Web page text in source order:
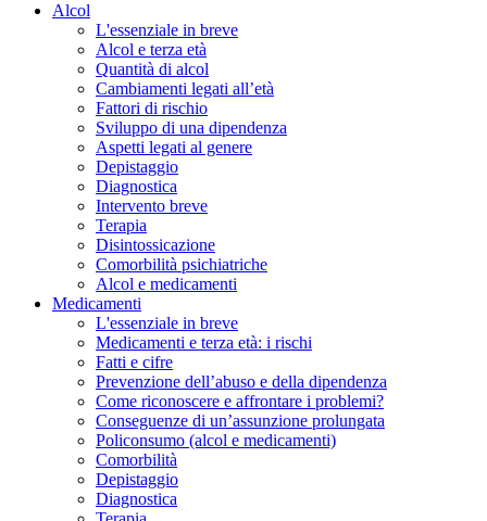
Alcol
L'essenziale in breve
Alcol e terza età
Quantità di alcol
Cambiamenti legati all’età
Fattori di rischio
Sviluppo di una dipendenza
Aspetti legati al genere
Depistaggio
Diagnostica
Intervento breve
Terapia
Disintossicazione
Comorbilità psichiatriche
Alcol e medicamenti
Medicamenti
L'essenziale in breve
Medicamenti e terza età: i rischi
Fatti e cifre
Prevenzione dell’abuso e della dipendenza
Come riconoscere e affrontare i problemi?
Conseguenze di un’assunzione prolungata
Policonsumo (alcol e medicamenti)
Comorbilità
Depistaggio
Diagnostica